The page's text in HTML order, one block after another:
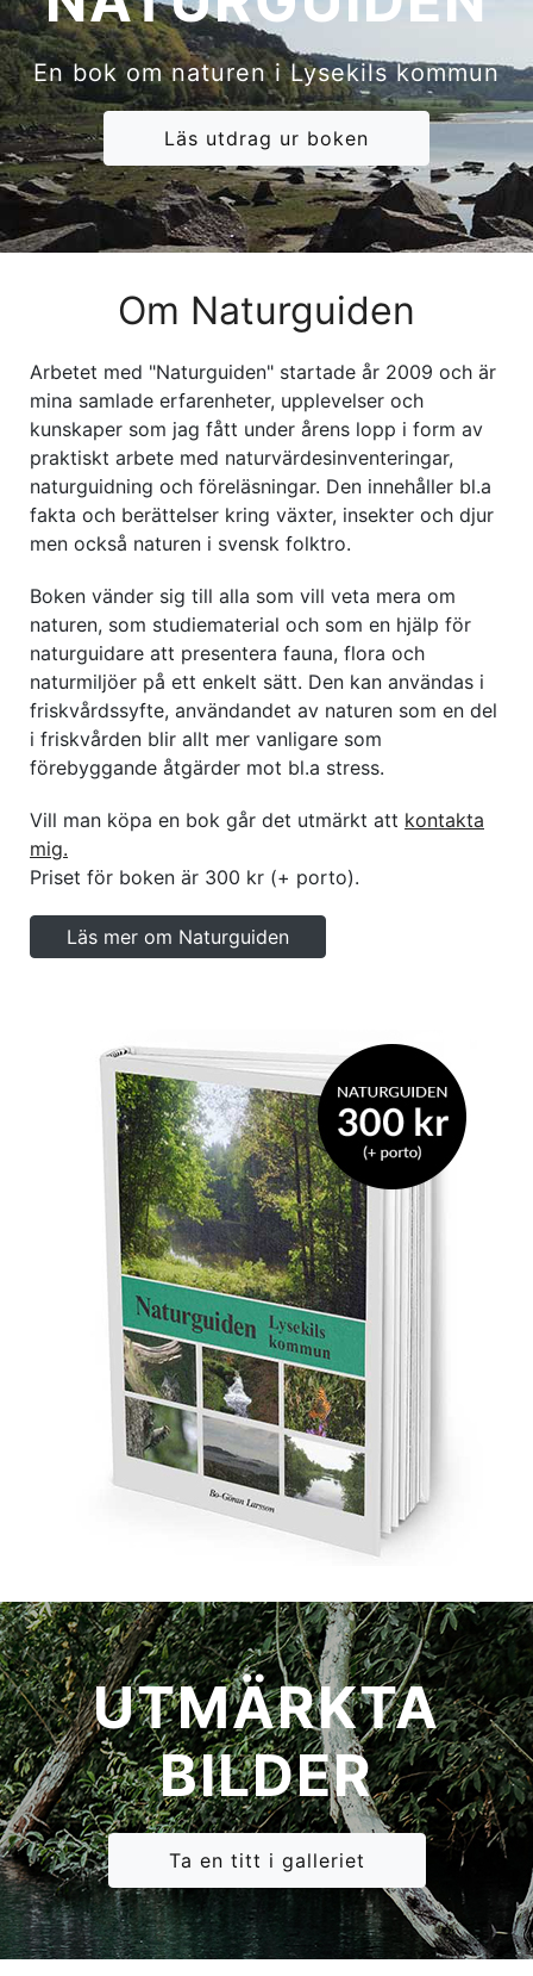
En bok om naturen i Lysekils kommun
Läs utdrag ur boken
Om Naturguiden
Arbetet med "Naturguiden" startade år 2009 och är
mina samlade erfarenheter, upplevelser och
kunskaper som jag fått under årens lopp i form av
praktiskt arbete med naturvärdesinventeringar,
naturguidning och föreläsningar. Den innehåller bl.a
fakta och berättelser kring växter, insekter och djur
men också naturen i svensk folktro.
Boken vänder sig till alla som vill veta mera om
naturen, som studiematerial och som en hjälp för
naturguidare att presentera fauna, flora och
naturmiljöer på ett enkelt sätt. Den kan användas i
friskvårdssyfte, användandet av naturen som en del
i friskvården blir allt mer vanligare som
förebyggande åtgärder mot bl.a stress.
Vill man köpa en bok går det utmärkt att kontakta
mig.
Priset för boken är 300 kr (+ porto).
Läs mer om Naturguiden
UTMÄRKTA
BILDER
Ta en titt i galleriet